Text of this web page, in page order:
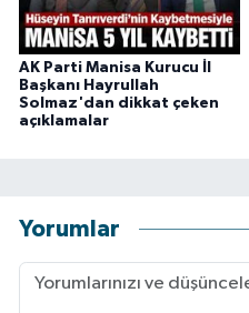
AK Parti Manisa Kurucu İl
Başkanı Hayrullah
Solmaz'dan dikkat çeken
açıklamalar
Yorumlar